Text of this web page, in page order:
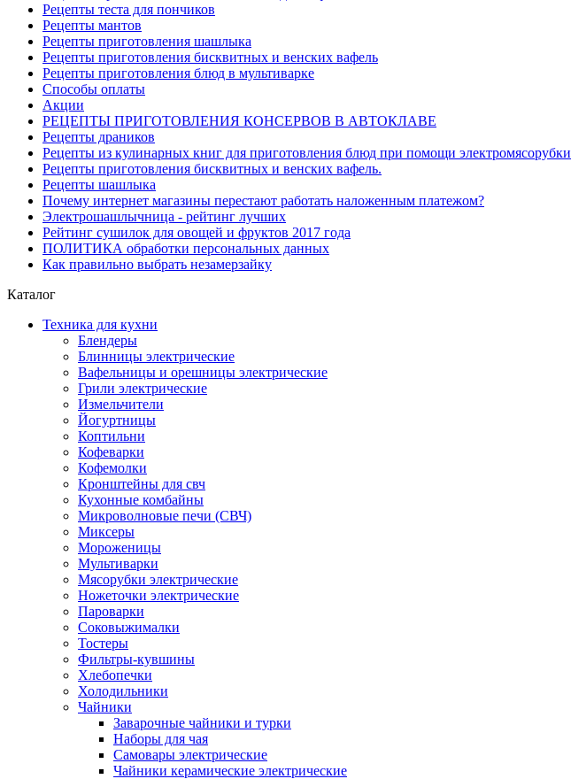
Рецепты теста для пончиков
Рецепты мантов
Рецепты приготовления шашлыка
Рецепты приготовления бисквитных и венских вафель
Рецепты приготовления блюд в мультиварке
Способы оплаты
Акции
РЕЦЕПТЫ ПРИГОТОВЛЕНИЯ КОНСЕРВОВ В АВТОКЛАВЕ
Рецепты драников
Рецепты из кулинарных книг для приготовления блюд при помощи электромясорубки
Рецепты приготовления бисквитных и венских вафель.
Рецепты шашлыка
Почему интернет магазины перестают работать наложенным платежом?
Электрошашлычница - рейтинг лучших
Рейтинг сушилок для овощей и фруктов 2017 года
ПОЛИТИКА обработки персональных данных
Как правильно выбрать незамерзайку
Каталог
Техника для кухни
Блендеры
Блинницы электрические
Вафельницы и орешницы электрические
Грили электрические
Измельчители
Йогуртницы
Коптильни
Кофеварки
Кофемолки
Кронштейны для свч
Кухонные комбайны
Микроволновые печи (СВЧ)
Миксеры
Мороженицы
Мультиварки
Мясорубки электрические
Ножеточки электрические
Пароварки
Соковыжималки
Тостеры
Фильтры-кувшины
Хлебопечки
Холодильники
Чайники
Заварочные чайники и турки
Наборы для чая
Самовары электрические
Чайники керамические электрические